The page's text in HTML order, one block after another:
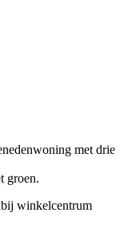
met drie
groen.
winkelcentrum